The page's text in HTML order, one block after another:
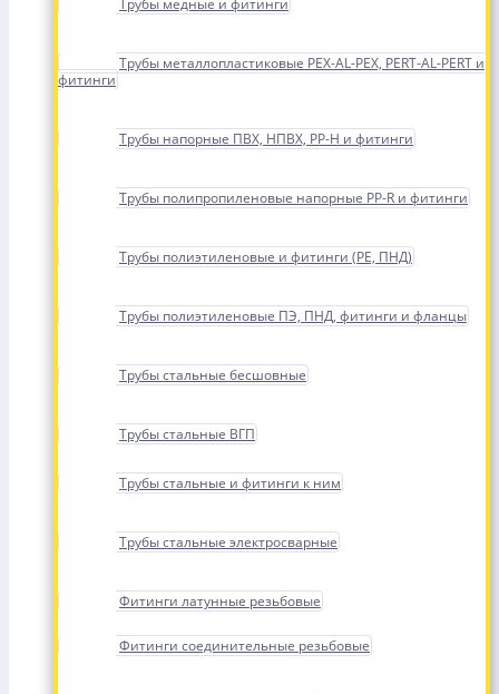
Трубы медные и фитинги
Трубы металлопластиковые PEX-AL-PEX, PERT-AL-PERT и
фитинги
Трубы напорные ПВХ, НПВХ, PP-H и фитинги
Трубы полипропиленовые напорные PP-R и фитинги
Трубы полиэтиленовые и фитинги (PE, ПНД)
Трубы полиэтиленовые ПЭ, ПНД, фитинги и фланцы
Трубы стальные бесшовные
Трубы стальные ВГП
Трубы стальные и фитинги к ним
Трубы стальные электросварные
Фитинги латунные резьбовые
Фитинги соединительные резьбовые